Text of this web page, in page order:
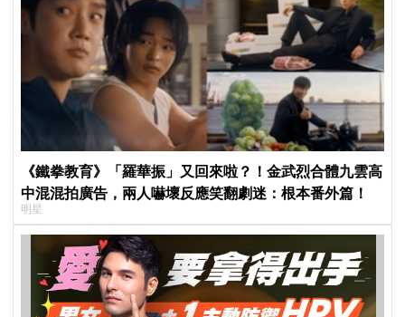
《鐵拳教育》「羅華振」又回來啦？！金武烈合體九雲高
中混混拍廣告，兩人嚇壞反應笑翻劇迷：根本番外篇！
明星